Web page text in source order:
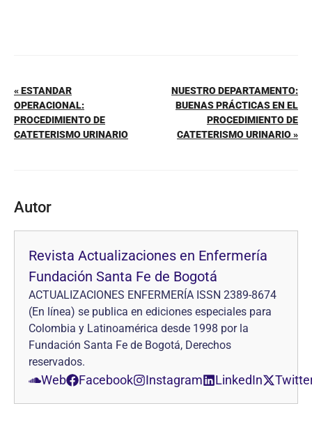
« ESTANDAR
OPERACIONAL:
PROCEDIMIENTO DE
CATETERISMO URINARIO
NUESTRO DEPARTAMENTO:
BUENAS PRÁCTICAS EN EL
PROCEDIMIENTO DE
CATETERISMO URINARIO »
Autor
Revista Actualizaciones en Enfermería
Fundación Santa Fe de Bogotá
ACTUALIZACIONES ENFERMERÍA ISSN 2389-8674
(En línea) se publica en ediciones especiales para
Colombia y Latinoamérica desde 1998 por la
Fundación Santa Fe de Bogotá, Derechos
reservados.
Web Facebook Instagram LinkedIn